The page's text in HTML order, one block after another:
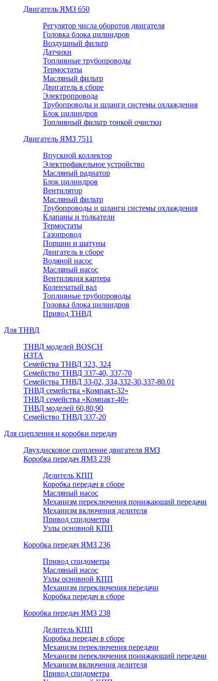
Двигатель ЯМЗ 650
Регулятор числа оборотов двигателя
Головка блока цилиндров
Воздушный фильтр
Датчики
Топливные трубопроводы
Термостаты
Масляный фильтр
Двигатель в сборе
Электропровода
Трубопроводы и шланги системы охлаждения
Блок цилиндров
Топливный фильтр тонкой очистки
Двигатель ЯМЗ 7511
Впускной коллектор
Электрофакельное устройство
Масляный радиатор
Блок цилиндров
Вентилятор
Масляный фильтр
Трубопроводы и шланги системы охлаждения
Клапаны и толкатели
Термостаты
Газопровод
Поршни и шатуны
Двигатель в сборе
Водяной насос
Масляный насос
Вентиляция картера
Коленчатый вал
Топливные трубопроводы
Головка блока цилиндров
Привод ТНВД
Для ТНВД
ТНВД моделей BOSCH
НЗТА
Семейства ТНВД 323, 324
Семейство ТНВД 337-40, 337-70
Семейства ТНВД 33-02, 334,332-30,337-80.01
ТНВД семейства «Компакт-32»
ТНВД семейства «Компакт-40»
ТНВД моделей 60,80,90
Семейство ТНВД 337-20
Для сцепления и коробки передач
Двухдисковое сцепление двигателя ЯМЗ
Коробка передач ЯМЗ 239
Делитель КПП
Коробка передач в сборе
Масляный насос
Механизм переключения понижающий передачи
Механизм включения делителя
Привод спидометра
Узлы основной КПП
Коробка передач ЯМЗ 236
Привод спидометра
Масляный насос
Узлы основной КПП
Механизм переключения передачи
Коробка передач в сборе
Коробка передач ЯМЗ 238
Делитель КПП
Коробка передач в сборе
Механизм переключения передачи
Механизм переключения понижающий передачи
Механизм включения делителя
Привод спидометра